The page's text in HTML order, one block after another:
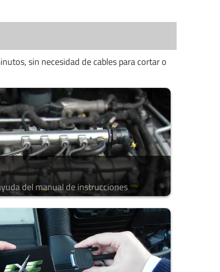
sin necesidad de cables para cortar o
del manual de instrucciones